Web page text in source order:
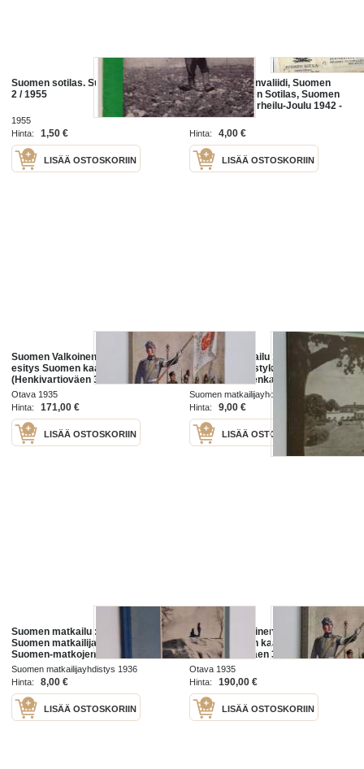
Suomen sotilas. Suomen mies. N:o
2 / 1955
1955
Hinta:
1,50 €
LISÄÄ OSTOSKORIIN
SPR,Suomen Invaliidi, Suomen
Heimo, Suomen Sotilas, Suomen
Aliupseeri ja Urheilu-Joulu 1942 -
firmalomake 6 kpl
Hinta: 4,00 €
LISÄÄ OSTOSKORIIN
Suomen Valkoinen kaarti : lyhyt
esitys Suomen kaartin
(Henkivartioväen 3 Suomen
Tarkk'ampujapataljoonan) ja
Suomen Valkoisen kaartin
historiasta
Otava 1935
Hinta:
171,00 €
LISÄÄ OSTOSKORIIN
Suomen matkailu 1937 : Suomen
matkailijayhdistyksen ja Suomen-
matkojen äänenkannattaja
Suomen matkailijayhdistys 1937
Hinta:
9,00 €
LISÄÄ OSTOSKORIIN
Suomen matkailu : kuvateos :
Suomen matkailijayhdistyksen ja
Suomen-matkojen
äänenkannattaja
Suomen matkailijayhdistys 1936
Hinta:
8,00 €
LISÄÄ OSTOSKORIIN
Suomen Valkoinen kaarti : lyhyt
esitys Suomen kaartin
(Henkivartioväen 3. Suomen
Tarkk'ampujapataljoonan) ja
Suomen Valkoisen kaartin
historiasta
Otava 1935
Hinta:
190,00 €
LISÄÄ OSTOSKORIIN